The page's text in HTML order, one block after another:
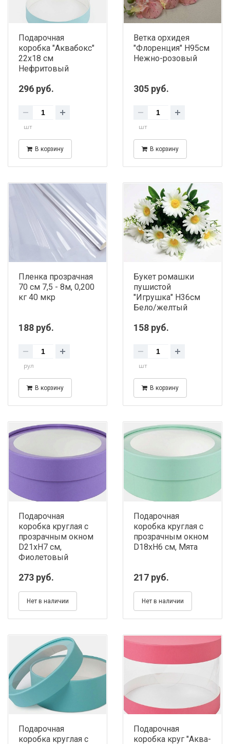
Подарочная
коробка "Аквабокс"
22х18 см
Нефритовый
296 руб.
шт
В корзину
Ветка орхидея
"Флоренция" H95см
Нежно-розовый
305 руб.
шт
В корзину
Пленка прозрачная
70 см 7,5 - 8м, 0,200
кг 40 мкр
188 руб.
рул
В корзину
Букет ромашки
пушистой
"Игрушка" Н36см
Бело/желтый
158 руб.
шт
В корзину
Подарочная
коробка круглая с
прозрачным окном
D21хH7 см,
Фиолетовый
273 руб.
Нет в наличии
Подарочная
коробка круглая с
прозрачным окном
D18хH6 см, Мята
217 руб.
Нет в наличии
Подарочная
коробка круглая с
Подарочная
коробка круг "Аква-